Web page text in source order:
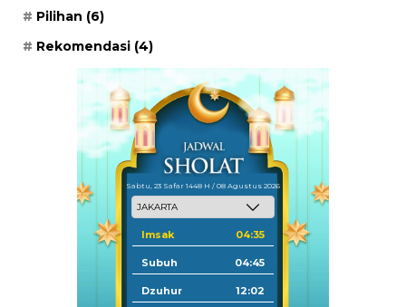
Pilihan (6)
Rekomendasi (4)
Sabtu, 23 Safar 1448 H / 08 Agustus 2026
Imsak 04:35
Subuh 04:45
Dzuhur 12:02